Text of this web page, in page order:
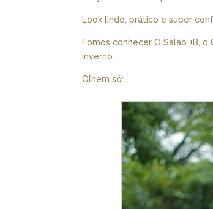
Look lindo, prático e super
Fomos conhecer O Salão +B,
inverno.
Olhem só: